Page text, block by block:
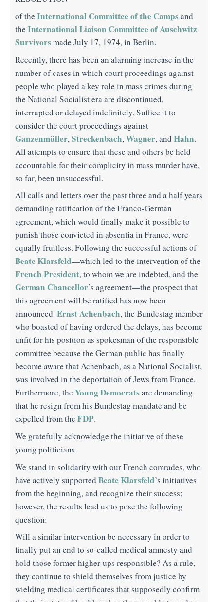
of the International Committee of the Camps and
the International Liaison Committee of Auschwitz
Survivors made July 17, 1974, in Berlin.
Recently, there has been an alarming increase in the
number of cases in which court proceedings against
people who played a key role in mass crimes during
the National Socialist era are discontinued,
interrupted or delayed indefinitely. Suffice it to
consider the court proceedings against
Ganzenmüller,Streckenbach,Wagner, and Hahn.
All attempts to ensure that these and others be held
accountable for their complicity in mass murder have,
so far, been unsuccessful.
All calls and letters over the past three and a half years
demanding ratification of the Franco-German
agreement, which would finally make it possible to
punish those convicted in absentia in France, were
equally fruitless. Following the successful actions of
Beate Klarsfeld—which led to the intervention of the
French President, to whom we are indebted, and the
German Chancellor’s agreement—the prospect that
this agreement will be ratified has now been
announced. Ernst Achenbach, the Bundestag member
who boasted of having ordered the delays, has become
unfit for his position as spokesman of the responsible
committee because the German public has finally
become aware that Achenbach, as a National Socialist,
was involved in the deportation of Jews from France.
Furthermore, the Young Democrats are demanding
that he resign from his Bundestag mandate and be
expelled from the FDP.
We gratefully acknowledge the initiative of these
young politicians.
We stand in solidarity with our French comrades, who
have actively supported Beate Klarsfeld’s initiatives
from the beginning, and recognize their success;
however, the results lead us to pose the following
question:
Will a similar intervention be necessary in order to
finally put an end to so-called medical amnesty and
hold those former higher-ups responsible? As a rule,
they continue to shield themselves from justice by
wielding medical certificates that supposedly confirm